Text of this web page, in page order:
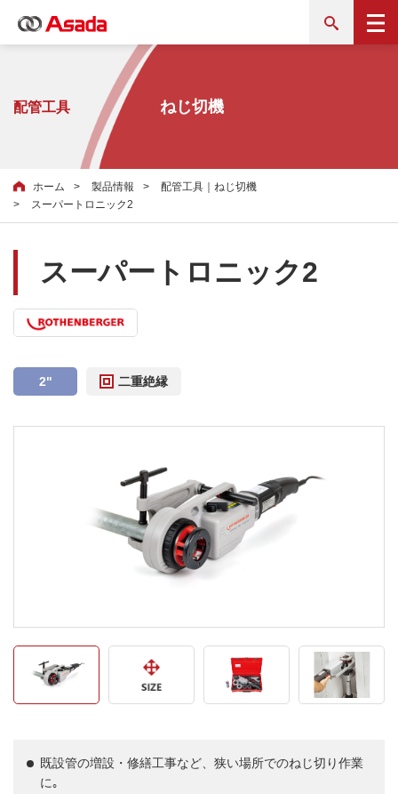
配管工具 ねじ切機
ホーム 製品情報
配管工具｜ねじ切機
スーパートロニック2
スーパートロニック2
2" 二重絶縁
既設管の増設・修繕工事など、狭い場所でのねじ切り作業
に｡